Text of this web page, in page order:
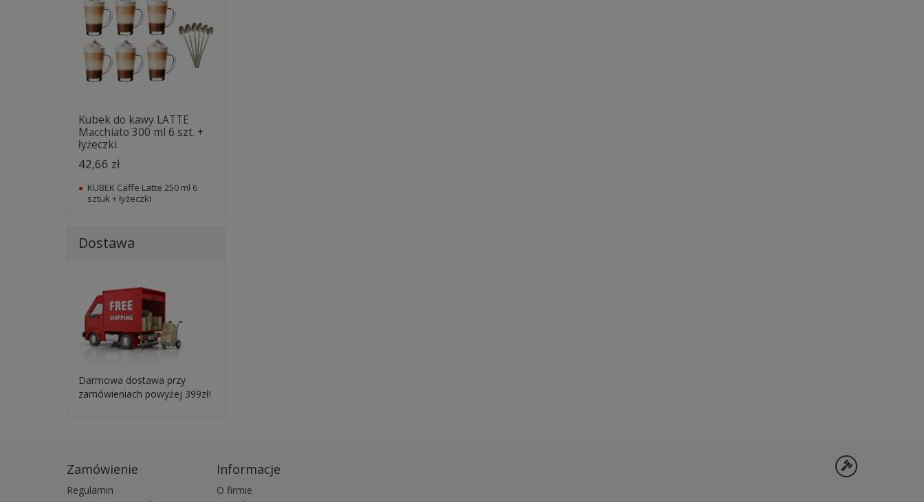
Kubek do kawy LATTE
Macchiato 300 ml 6 szt. +
łyżeczki
42,66 zł
KUBEK Caffe Latte 250 ml 6
sztuk + łyżeczki
Dostawa
Darmowa dostawa przy
zamówieniach powyżej 399zł!
Zamówienie
Regulamin
Informacje
O firmie